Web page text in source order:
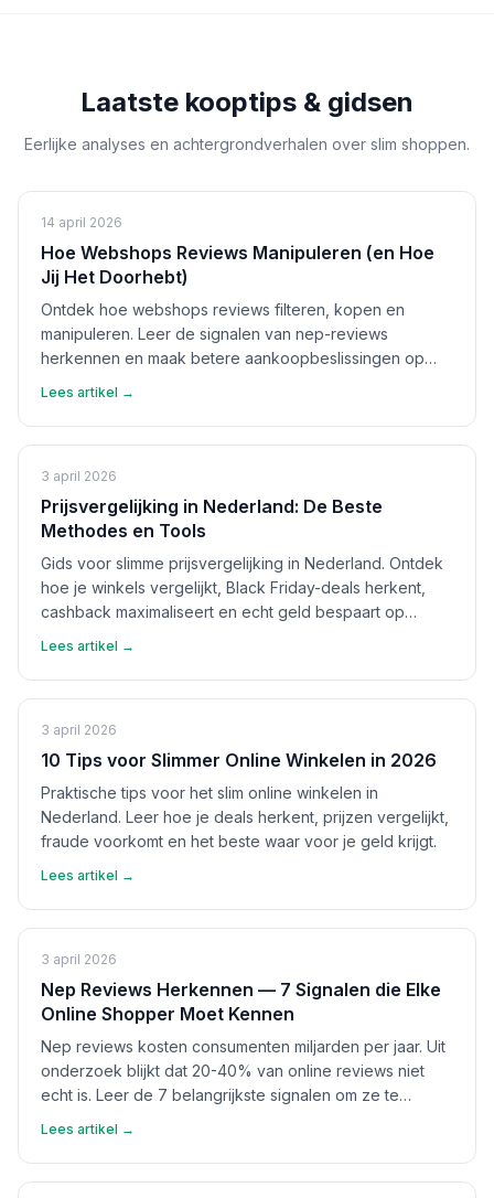
Laatste kooptips & gidsen
Eerlijke analyses en achtergrondverhalen over slim shoppen.
14 april 2026
Hoe Webshops Reviews Manipuleren (en Hoe
Jij Het Doorhebt)
Ontdek hoe webshops reviews filteren, kopen en
manipuleren. Leer de signalen van nep-reviews
herkennen en maak betere aankoopbeslissingen op
Lees artikel →
3 april 2026
Prijsvergelijking in Nederland: De Beste
Methodes en Tools
Gids voor slimme prijsvergelijking in Nederland. Ontdek
hoe je winkels vergelijkt, Black Friday-deals herkent,
cashback maximaliseert en echt geld bespaart op
Lees artikel →
3 april 2026
10 Tips voor Slimmer Online Winkelen in 2026
Praktische tips voor het slim online winkelen in
Nederland. Leer hoe je deals herkent, prijzen vergelijkt,
fraude voorkomt en het beste waar voor je geld krijgt.
Lees artikel →
3 april 2026
Nep Reviews Herkennen — 7 Signalen die Elke
Online Shopper Moet Kennen
Nep reviews kosten consumenten miljarden per jaar. Uit
onderzoek blijkt dat 20-40% van online reviews niet
echt is. Leer de 7 belangrijkste signalen om ze te
Lees artikel →